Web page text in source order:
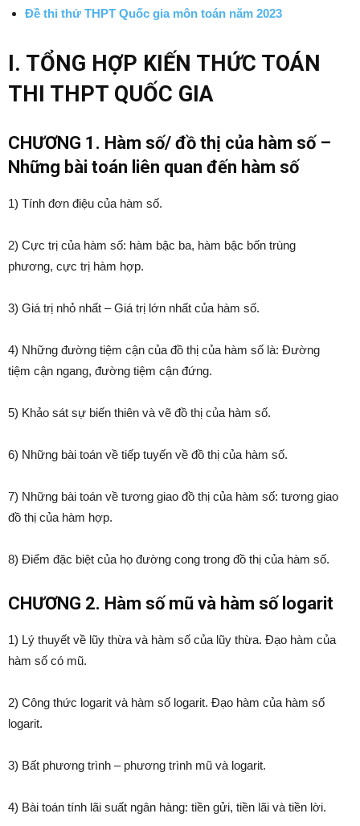
Đề thi thử THPT Quốc gia môn toán năm 2023
I. TỔNG HỢP KIẾN THỨC TOÁN
THI THPT QUỐC GIA
CHƯƠNG 1. Hàm số/ đồ thị của hàm số –
Những bài toán liên quan đến hàm số
1) Tính đơn điệu của hàm số.
2) Cực trị của hàm số: hàm bậc ba, hàm bậc bốn trùng
phương, cực trị hàm hợp.
3) Giá trị nhỏ nhất – Giá trị lớn nhất của hàm số.
4) Những đường tiệm cận của đồ thị của hàm số là: Đường
tiệm cận ngang, đường tiệm cận đứng.
5) Khảo sát sự biến thiên và vẽ đồ thị của hàm số.
6) Những bài toán về tiếp tuyến về đồ thị của hàm số.
7) Những bài toán về tương giao đồ thị của hàm số: tương giao
đồ thị của hàm hợp.
8) Điểm đặc biệt của họ đường cong trong đồ thị của hàm số.
CHƯƠNG 2. Hàm số mũ và hàm số logarit
1) Lý thuyết về lũy thừa và hàm số của lũy thừa. Đạo hàm của
hàm số có mũ.
2) Công thức logarit và hàm số logarit. Đạo hàm của hàm số
logarit.
3) Bất phương trình – phương trình mũ và logarit.
4) Bài toán tính lãi suất ngân hàng: tiền gửi, tiền lãi và tiền lời.